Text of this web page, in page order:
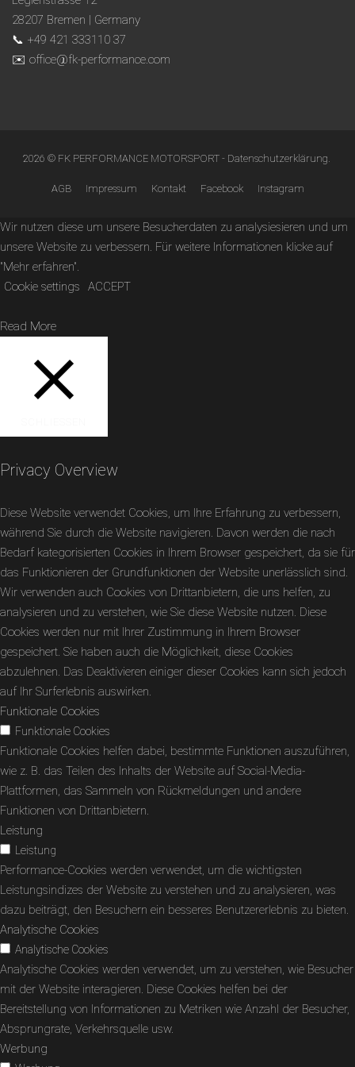
28207 Bremen | Germany
📞 +49 421 333110 37
✉️ office@fk-performance.com
2026 © FK PERFORMANCE MOTORSPORT - Datenschutzerklärung.
AGB Impressum Kontakt Facebook Instagram
Wir nutzen diese um unsere Besucherdaten zu analysiesieren und um
unsere Website zu verbessern. Für weitere Informationen klicke auf
"Mehr erfahren".
Cookie settings
ACCEPT
Read More
Privacy Overview
Diese Website verwendet Cookies, um Ihre Erfahrung zu verbessern,
während Sie durch die Website navigieren. Davon werden die nach
Bedarf kategorisierten Cookies in Ihrem Browser gespeichert, da sie für
das Funktionieren der Grundfunktionen der Website unerlässlich sind.
Wir verwenden auch Cookies von Drittanbietern, die uns helfen, zu
analysieren und zu verstehen, wie Sie diese Website nutzen. Diese
Cookies werden nur mit Ihrer Zustimmung in Ihrem Browser
gespeichert. Sie haben auch die Möglichkeit, diese Cookies
abzulehnen. Das Deaktivieren einiger dieser Cookies kann sich jedoch
auf Ihr Surferlebnis auswirken.
Funktionale Cookies
Funktionale Cookies
Funktionale Cookies helfen dabei, bestimmte Funktionen auszuführen,
wie z. B. das Teilen des Inhalts der Website auf Social-Media-
Plattformen, das Sammeln von Rückmeldungen und andere
Funktionen von Drittanbietern.
Leistung
Leistung
Performance-Cookies werden verwendet, um die wichtigsten
Leistungsindizes der Website zu verstehen und zu analysieren, was
dazu beiträgt, den Besuchern ein besseres Benutzererlebnis zu bieten.
Analytische Cookies
Analytische Cookies
Analytische Cookies werden verwendet, um zu verstehen, wie Besucher
mit der Website interagieren. Diese Cookies helfen bei der
Bereitstellung von Informationen zu Metriken wie Anzahl der Besucher,
Absprungrate, Verkehrsquelle usw.
Werbung